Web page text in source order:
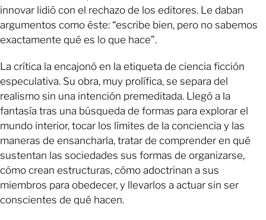
innovar lidió con el rechazo de los editores. Le daban
argumentos como éste: “escribe bien, pero no sabemos
exactamente qué es lo que hace”.
La crítica la encajonó en la etiqueta de ciencia ficción
especulativa. Su obra, muy prolífica, se separa del
realismo sin una intención premeditada. Llegó a la
fantasía tras una búsqueda de formas para explorar el
mundo interior, tocar los límites de la conciencia y las
maneras de ensancharla, tratar de comprender en qué
sustentan las sociedades sus formas de organizarse,
cómo crean estructuras, cómo adoctrinan a sus
miembros para obedecer, y llevarlos a actuar sin ser
conscientes de qué hacen.